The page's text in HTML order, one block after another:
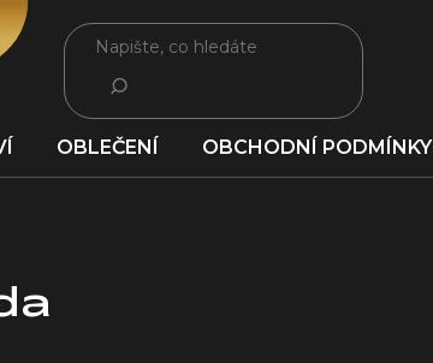
HLEDAT
OBLEČENÍ OBCHODNÍ PODMÍNKY